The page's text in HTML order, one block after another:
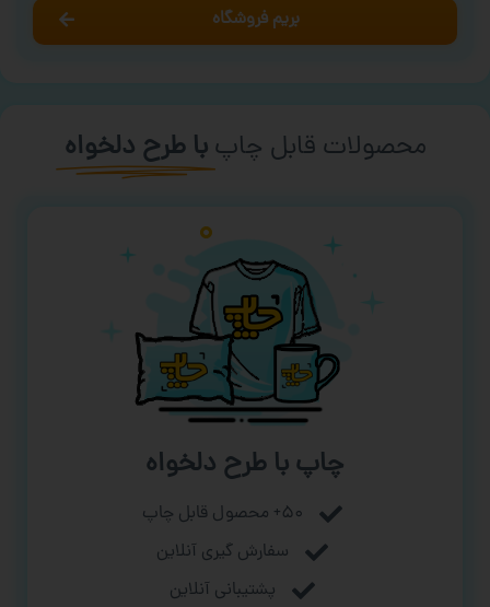
بریم فروشگاه
محصولات قابل چاپ با طرح دلخواه
چاپ با طرح دلخواه
۵۰+ محصول قابل چاپ
سفارش گیری آنلاین
پشتیبانی آنلاین